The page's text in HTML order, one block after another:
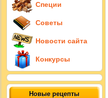
Специи
Советы
Новости сайта
Конкурсы
Новые рецепты